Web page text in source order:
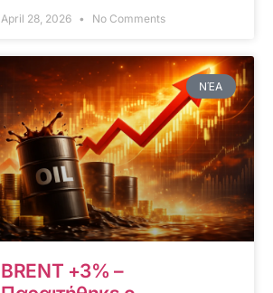
April 28, 2026 No Comments
ΝΈΑ
BRENT +3% –